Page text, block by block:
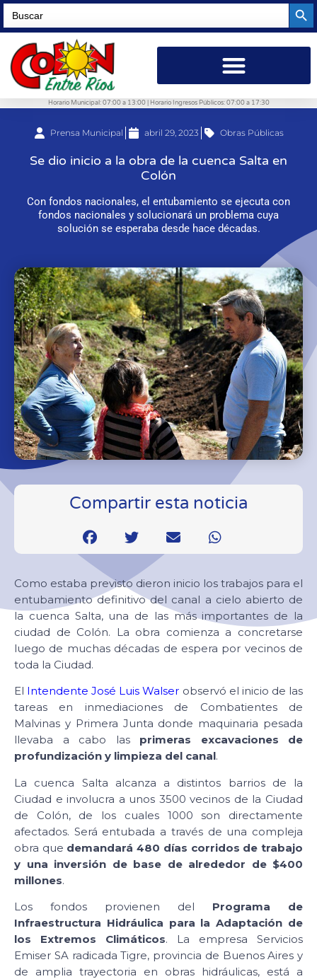
Search
for:
Horario Municipal: 07:00 a 13:00 | Horario Ingresos Públicos: 07:00 a 17:30
Prensa Municipal abril 29, 2023 Obras Públicas
Se dio inicio a la obra de la cuenca Salta en
Colón
Con fondos nacionales, el entubamiento se ejecuta con
fondos nacionales y solucionará un problema cuya
solución se esperaba desde hace décadas.
Compartir esta noticia
Como estaba previsto dieron inicio los trabajos para el
entubamiento definitivo del canal a cielo abierto de
la cuenca Salta, una de las más importantes de la
ciudad de Colón. La obra comienza a concretarse
luego de muchas décadas de espera por vecinos de
toda la Ciudad.
El Intendente José Luis Walser observó el inicio de las
tareas en inmediaciones de Combatientes de
Malvinas y Primera Junta donde maquinaria pesada
llevaba a cabo las primeras excavaciones de
profundización y limpieza del canal.
La cuenca Salta alcanza a distintos barrios de la
Ciudad e involucra a unos 3500 vecinos de la Ciudad
de Colón, de los cuales 1000 son directamente
afectados. Será entubada a través de una compleja
obra que demandará 480 días corridos de trabajo
y una inversión de base de alrededor de $400
millones.
Los fondos provienen del Programa de
Infraestructura Hidráulica para la Adaptación de
los Extremos Climáticos. La empresa Servicios
Emiser SA radicada Tigre, provincia de Buenos Aires y
de amplia trayectoria en obras hidráulicas, está a